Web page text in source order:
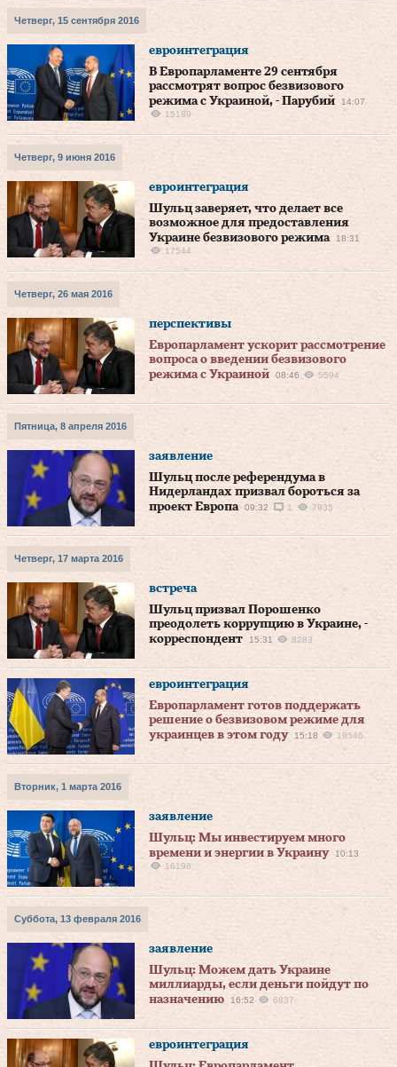
Четверг, 15 сентября 2016
евроинтеграция
В Европарламенте 29 сентября
рассмотрят вопрос безвизового
режима с Украиной, - Парубий
14:07
15189
Четверг, 9 июня 2016
евроинтеграция
Шульц заверяет, что делает все
возможное для предоставления
Украине безвизового режима
18:31
17544
Четверг, 26 мая 2016
перспективы
Европарламент ускорит рассмотрение
вопроса о введении безвизового
режима с Украиной
08:46 5594
Пятница, 8 апреля 2016
заявление
Шульц после референдума в
Нидерландах призвал бороться за
проект Европа
09:32 1 7935
Четверг, 17 марта 2016
встреча
Шульц призвал Порошенко
преодолеть коррупцию в Украине, -
корреспондент
15:31 8283
евроинтеграция
Европарламент готов поддержать
решение о безвизовом режиме для
украинцев в этом году
15:18 19546
Вторник, 1 марта 2016
заявление
Шульц: Мы инвестируем много
времени и энергии в Украину
10:13
16198
Суббота, 13 февраля 2016
заявление
Шульц: Можем дать Украине
миллиарды, если деньги пойдут по
назначению
16:52 6837
евроинтеграция